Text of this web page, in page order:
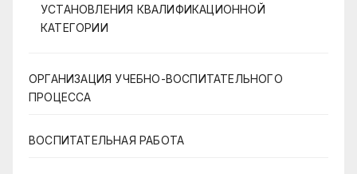
УСТАНОВЛЕНИЯ КВАЛИФИКАЦИОННОЙ
КАТЕГОРИИ
ОРГАНИЗАЦИЯ УЧЕБНО-ВОСПИТАТЕЛЬНОГО
ПРОЦЕССА
ВОСПИТАТЕЛЬНАЯ РАБОТА